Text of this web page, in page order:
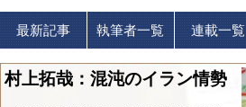
最新記事 執筆者一覧 連載一覧
村上拓哉：混沌のイラン情勢